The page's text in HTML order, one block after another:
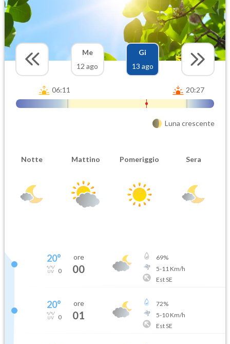
Me
12 ago
Gi
13 ago
06:11 20:27
Luna crescente
Notte Mattino Pomeriggio Sera
20°
0
ore
00
69%
5-11 Km/h
Est SE
20°
0
ore
01
72%
5-10Km/h
Est SE